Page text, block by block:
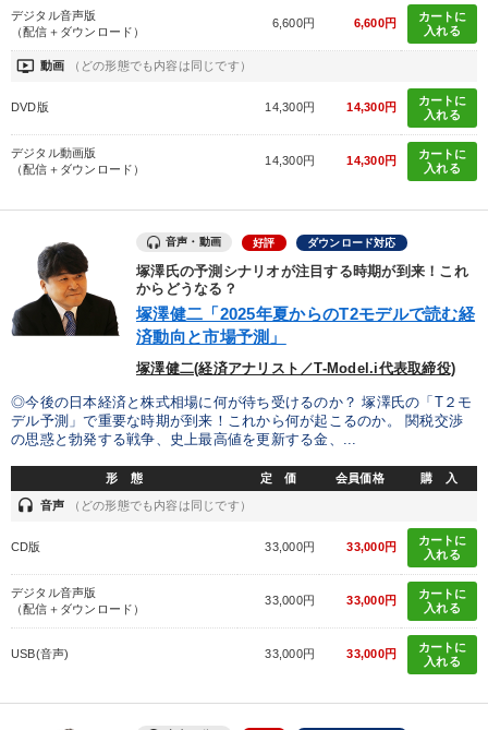
デジタル音声版
（配信＋ダウンロード）
6,600円 6,600円
カートに
入れる
ondemand_video 動画 （どの形態でも内容は同じです）
DVD版 14,300円 14,300円
カートに
入れる
デジタル動画版
（配信＋ダウンロード）
14,300円 14,300円
カートに
入れる
音声・動画 好評 ダウンロード対応
塚澤氏の予測シナリオが注目する時期が到来！これ
からどうなる？
塚澤健二「2025年夏からのT2モデルで読む経
済動向と市場予測」
塚澤健二(経済アナリスト／T-Model.i代表取締役)
◎今後の日本経済と株式相場に何が待ち受けるのか？ 塚澤氏の「T２モ
デル予測」で重要な時期が到来！これから何が起こるのか。 関税交渉
の思惑と勃発する戦争、史上最高値を更新する金、...
形 態 定 価 会員価格 購 入
headset 音声 （どの形態でも内容は同じです）
CD版 33,000円 33,000円
カートに
入れる
デジタル音声版
（配信＋ダウンロード）
33,000円 33,000円
カートに
入れる
USB(音声) 33,000円 33,000円
カートに
入れる